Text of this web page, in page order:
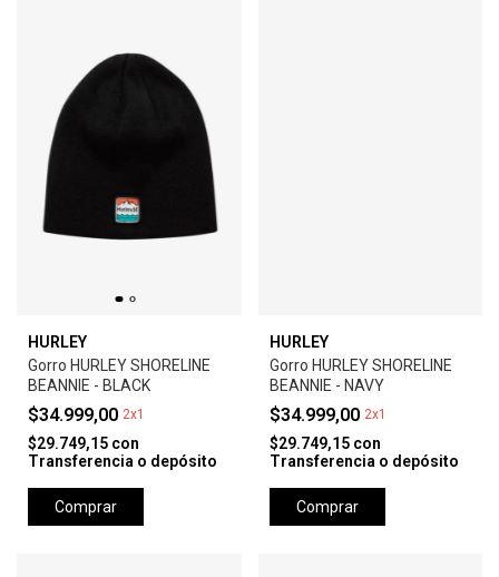
HURLEY
Gorro HURLEY SHORELINE
BEANNIE - BLACK
$34.999,00 2x1
$29.749,15 con
Transferencia o depósito
Comprar
HURLEY
Gorro HURLEY SHORELINE
BEANNIE - NAVY
$34.999,00 2x1
$29.749,15 con
Transferencia o depósito
Comprar